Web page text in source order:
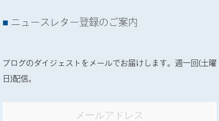
ニュースレター登録のご案内
ブログのダイジェストをメールでお届けします。週一回(土曜
日)配信。